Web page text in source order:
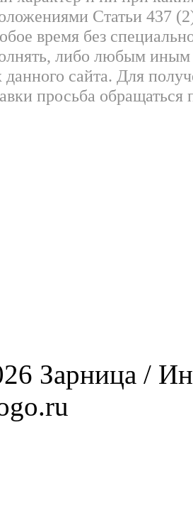
Статьи 437
время без
либо любым
данного сайта. Для
просьба
Зарница /